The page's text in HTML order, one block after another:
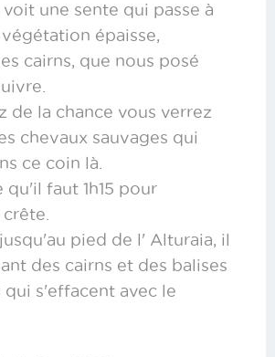
une sente qui passe à
épaisse,
cairns, que nous posé
de la chance vous verrez
chevaux sauvages qui
ce coin là.
qu'il faut 1h15 pour
pied de l' Alturaia, il
des cairns et des balises
qui s'effacent avec le